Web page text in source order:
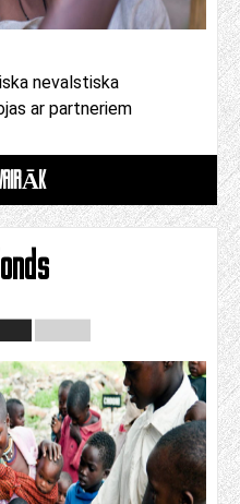
nevalstiska
ar partneriem